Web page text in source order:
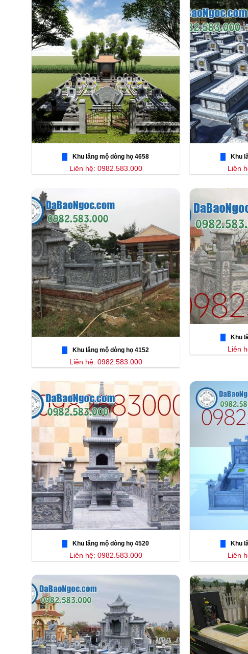
Khu lăng mộ dòng họ 4658
Liên hệ: 0982.583.000
Khu
Liên
Khu lăng mộ dòng họ 4152
Liên hệ: 0982.583.000
Khu
Liên
Khu lăng mộ dòng họ 4520
Liên hệ: 0982.583.000
Khu
Liên